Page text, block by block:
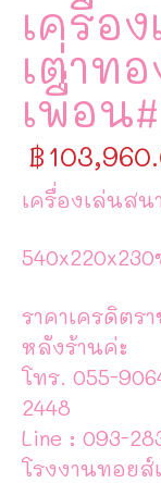
เครื่อ
เต่าท
เพื่อน
฿
เครื่องเล่นสน
540x220x230
ราคาเครดิตร
หลังร้านค่ะ
โทร. 055-
2448
Line : 093-
โรงงานทอย